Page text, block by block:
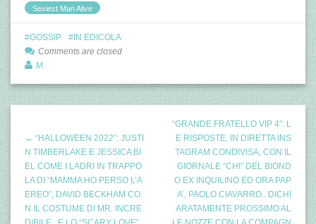
Sexiest Man Alive
GOSSIP
IN EDICOLA
Comments are closed
M.
← “HALLOWEEN 2022”: JUSTI
N TIMBERLAKE E JESSICA BI
EL COME I LADRI IN TRAPPO
LA DI “MAMMA HO PERSO L’A
EREO”, DAVID BECKHAM CO
N IL COSTUME DI MR. INCRE
“GRANDE FRATELLO VIP 4”: L
E RISPOSTE, IN DIRETTA INS
TAGRAM CONDIVISA, CON IL
GIORNALE “CHI” DEL BIOND
O EX INQUILINO ED ORA PAP
A’, PAOLO CIAVARRO.. DICHI
ARATAMENTE PROSSIMO AL